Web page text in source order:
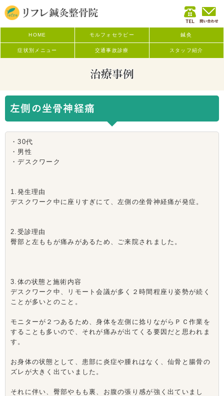
HOME モルフォセラピー 鍼灸
症状別メニュー 交通事故診療 スタッフ紹介
治療事例
左側の坐骨神経痛
・30代
・男性
・デスクワーク
1.発生理由
デスクワーク中に座りすぎにて、左側の坐骨神経痛が発症。
2.受診理由
臀部と左ももが痛みがあるため、ご来院されました。
3.体の状態と施術内容
デスクワーク中、リモート会議が多く２時間程座り姿勢が続く
ことが多いとのこと。
モニターが２つあるため、身体を左側に捻りながらＰＣ作業を
することも多いので、それが痛みが出てくる要因だと思われま
す。
お身体の状態として、患部に炎症や腫れはなく、仙骨と腸骨の
ズレが大きく出ていました。
それに伴い、臀部やもも裏、お腹の張り感が強く出ていまし